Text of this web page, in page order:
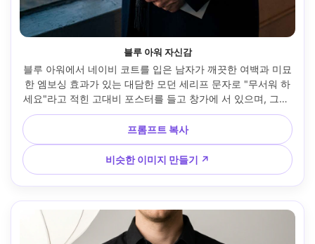
블루 아워 자신감
블루 아워에서 네이비 코트를 입은 남자가 깨끗한 여백과 미묘
한 엠보싱 효과가 있는 대담한 모던 세리프 문자로 "무서워 하
세요"라고 적힌 고대비 포스터를 들고 창가에 서 있으며, 그의
뒤에 시티 라이트 보케, 니콘 Z6 II, 85mm f/1.8, 수직 프레임,
무디 자신감 있는 분위기, 사실적인 피부, 자연스러운 그림자,
선명한 초점, 시네마틱 컬러 등급 --ar 4:5
프롬프트 복사
비슷한 이미지 만들기 ↗